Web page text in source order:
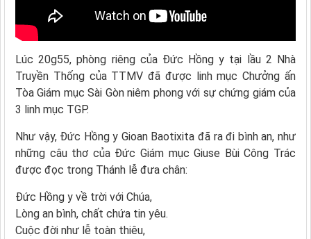
Lúc 20g55, phòng riêng của Đức Hồng y tại lầu 2 Nhà
Truyền Thống của TTMV đã được linh mục Chưởng ấn
Tòa Giám mục Sài Gòn niêm phong với sự chứng giám của
3 linh mục TGP.
Như vậy, Đức Hồng y Gioan Baotixita đã ra đi bình an, như
những câu thơ của Đức Giám mục Giuse Bùi Công Trác
được đọc trong Thánh lễ đưa chân:
Đức Hồng y về trời với Chúa,
Lòng an bình, chất chứa tin yêu.
Cuộc đời như lễ toàn thiêu,